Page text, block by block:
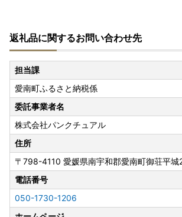
返礼品に関するお問い合わせ先
担当課
愛南町ふるさと納税係
委託事業者名
株式会社パンクチュアル
住所
〒798-4110 愛媛県南宇和郡愛南町御荘平
電話番号
050-1730-1206